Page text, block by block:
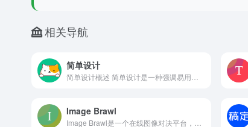
相关导航
简单设计
Image Brawl